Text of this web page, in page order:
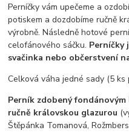
Perníčky vám upečeme a
potiskem a dozdobíme ručně
výrobně. Následně hotové
celofánového sáčku. Perníčky
svačinka nebo občerstvení
Celková váha jedné sady (5 ks
Perník zdobený
ručně královskou glazurou
Štěpánka Tomanová,